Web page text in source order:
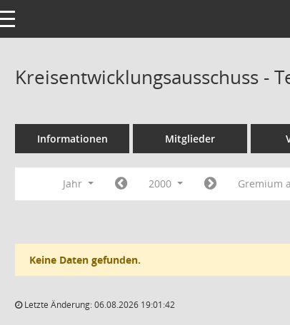
navigation
Kreisentwicklungsausschuss -
Informationen Mitglieder
Jahr 2000 Gremium
Keine Daten gefunden.
Letzte Änderung: 06.08.2026 19:01:42